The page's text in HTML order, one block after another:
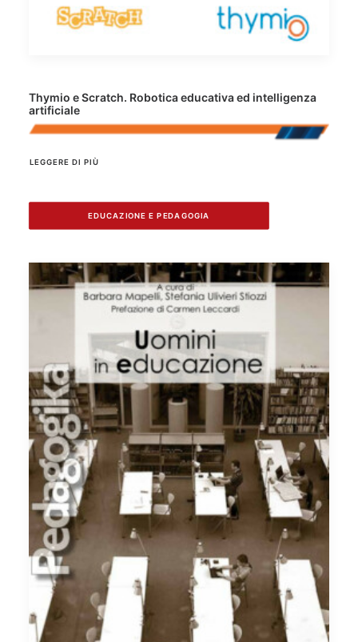
Thymio e Scratch. Robotica educativa ed intelligenza
artificiale
LEGGERE DI PIÙ
EDUCAZIONE E PEDAGOGIA